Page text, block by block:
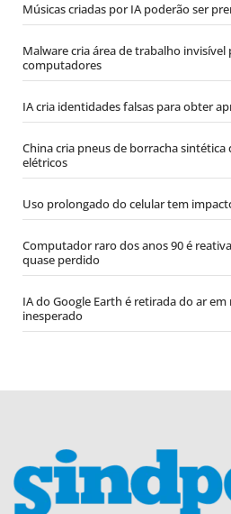
Músicas criadas por IA poderão ser
Malware cria área de trabalho
computadores
IA cria identidades falsas para obter
China cria pneus de borracha
elétricos
Uso prolongado do celular tem
Computador raro dos anos 90 é
quase perdido
IA do Google Earth é retirada do ar
inesperado